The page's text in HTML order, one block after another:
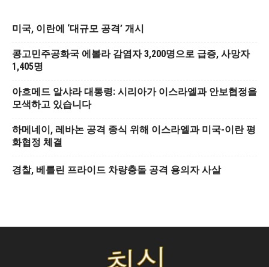
미국, 이란에 ‘대규모 공격’ 개시
콩고민주공화국 에볼라 감염자 3,200명으로 급증, 사망자
1,405명
아흐메드 알샤라 대통령: 시리아가 이스라엘과 안보협정을
모색하고 있습니다
하메네이, 레바논 공격 종식 위해 이스라엘과 미국-이란 평
화협정 체결
경찰, 베를린 프라이드 차량충돌 공격 용의자 사살